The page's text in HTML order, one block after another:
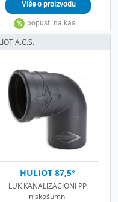
HULIOT 87,5°
LUK KANALIZACIONI PP
niskošumni
A.C.S.